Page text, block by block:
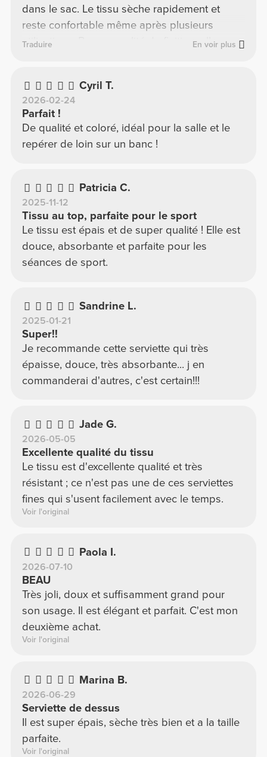
dans le sac. Le tissu sèche rapidement et
reste confortable même après plusieurs
utilisations. Bonne qualité de finition, elle
indispensable pour l’entraînement au
quotidien.
Traduire En voir plus
Cyril T.
2026-02-24
Parfait !
De qualité et coloré, idéal pour la salle et le
repérer de loin sur un banc !
Patricia C.
2025-11-12
Tissu au top, parfaite pour le sport
Le tissu est épais et de super qualité ! Elle est
douce, absorbante et parfaite pour les
séances de sport.
Sandrine L.
2025-01-21
Super!!
Je recommande cette serviette qui très
épaisse, douce, très absorbante... j en
commanderai d'autres, c'est certain!!!
Jade G.
2026-05-05
Excellente qualité du tissu
Le tissu est d'excellente qualité et très
résistant ; ce n'est pas une de ces serviettes
fines qui s'usent facilement avec le temps.
Voir l'original
Paola I.
2026-07-10
BEAU
Très joli, doux et suffisamment grand pour
son usage. Il est élégant et parfait. C'est mon
deuxième achat.
Voir l'original
Marina B.
2026-06-29
Serviette de dessus
Il est super épais, sèche très bien et a la taille
parfaite.
Voir l'original